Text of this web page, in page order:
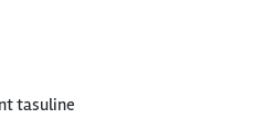
tasuline